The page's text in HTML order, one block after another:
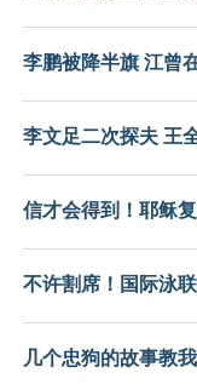
李鹏被降半旗 江曾
李文足二次探夫 王
信才会得到！耶稣
不许割席！国际泳
几个忠狗的故事教